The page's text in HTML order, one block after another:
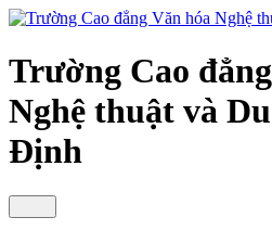
Trường Cao
Nghệ thuật và
Định